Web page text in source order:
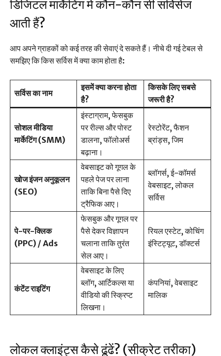
डिजिटल मार्केटिंग में कौन-कौन सी सर्विसेज
आती हैं?
आप अपने ग्राहकों को कई तरह की सेवाएं दे सकते हैं। नीचे दी गई टेबल से
समझिए कि किस सर्विस में क्या काम होता है:
सर्विस का नाम
इसमें क्या करना होता
है?
किसके लिए सबसे
जरूरी है?
सोशल मीडिया
मार्केटिंग (SMM)
इंस्टाग्राम, फेसबुक
पर रील्स और पोस्ट
डालना, फॉलोअर्स
बढ़ाना।
रेस्टोरेंट, फैशन
ब्रांड्स, जिम
खोज इंजन अनुकूलन
(SEO)
वेबसाइट को गूगल के
पहले पेज पर लाना
ताकि बिना पैसे दिए
ट्रैफिक आए।
ब्लॉगर्स, ई-कॉमर्स
वेबसाइट, लोकल
सर्विस
पे-पर-क्लिक
(PPC) / Ads
फेसबुक और गूगल पर
पैसे देकर विज्ञापन
चलाना ताकि तुरंत
सेल आए।
रियल एस्टेट, कोचिंग
इंस्टिट्यूट, डॉक्टर्स
कंटेंट राइटिंग
वेबसाइट के लिए
ब्लॉग, आर्टिकल्स या
वीडियो की स्क्रिप्ट
लिखना।
कंपनियां, वेबसाइट
मालिक
लोकल क्लाइंट्स कैसे ढूंढें? (सीक्रेट तरीका)